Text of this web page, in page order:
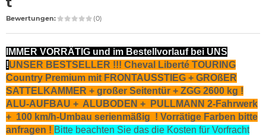
Bewertungen: (0)
IMMER VORRÄTIG und im Bestellvorlauf bei UNS
!UNSER BESTSELLER !!! Cheval Liberté TOURING
Country Premium mit FRONTAUSSTIEG + GROßER
SATTELKAMMER + großer Seitentür + ZGG 2600 kg !
ALU-AUFBAU + ALUBODEN + PULLMANN 2-Fahrwerk
+ 100 km/h-Umbau serienmäßig ! Vorrätige Farben bitte
anfragen ! Bitte beachten Sie das die Kosten für Vorfracht